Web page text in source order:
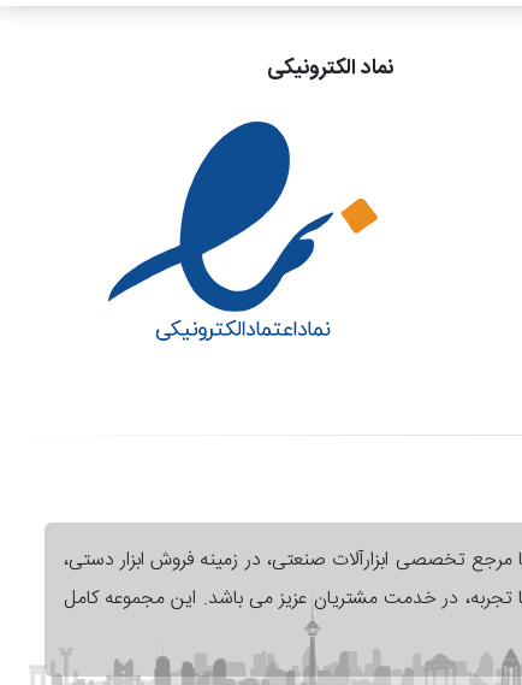
نماد الکترونیکی
مرجع تخصصی ابزارآلات صنعتی، در زمینه فروش ابزار دستی،
تجربه، در خدمت مشتریان عزیز می باشد. این مجموعه کامل